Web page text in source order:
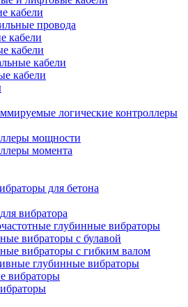
кабели
провода
кабели
кабели
кабели
кабели
логические контроллеры
мощности
момента
для бетона
вибратора
глубинные вибраторы
вибраторы с булавой
вибраторы с гибким валом
глубинные вибраторы
вибраторы